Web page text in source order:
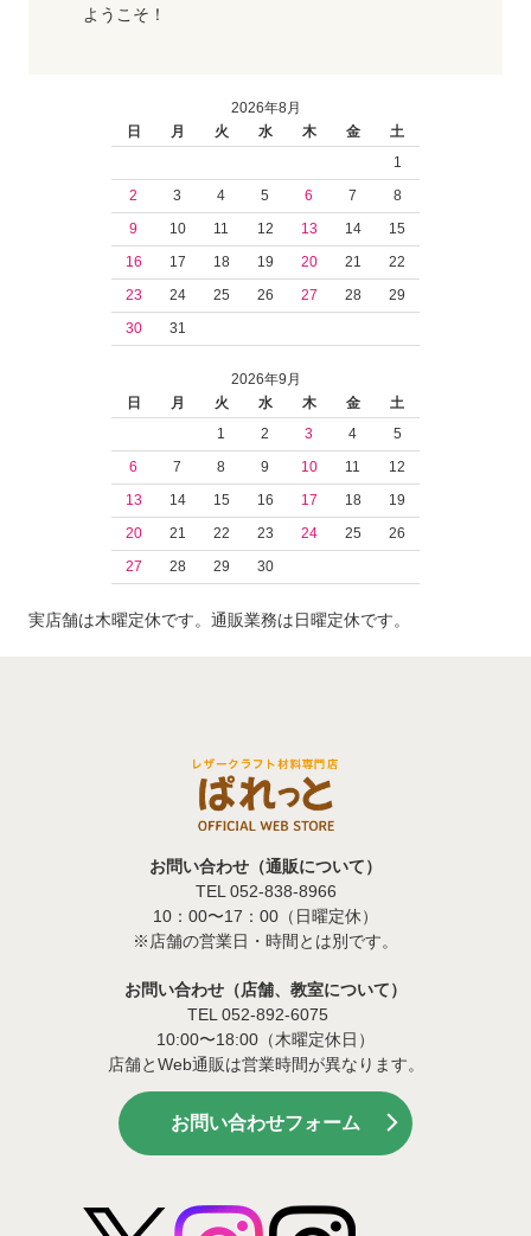
ようこそ！
2026年8月
日
月 火 水 木 金
土
1
2
3 4 5 6 7
8
9
10 11 12 13 14
15
16
17 18 19 20 21
22
23
24 25 26 27 28
29
30
31
2026年9月
日
月 火 水 木 金
土
1
2 3 4
5
6
7 8 9 10 11
12
13
14 15 16 17 18
19
20
21 22 23 24 25
26
27
28 29 30
実店舗は木曜定休です。通販業務は日曜定休です。
お問い合わせ（通販について）
TEL 052-838-8966
10：00〜17：00（日曜定休）
※店舗の営業日・時間とは別です。
お問い合わせ（店舗、教室について）
TEL 052-892-6075
10:00〜18:00（木曜定休日）
店舗とWeb通販は営業時間が異なります。
お問い合わせフォーム